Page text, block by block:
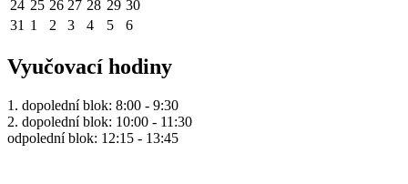
24 25 26 27 28 29 30
31 1 2 3 4 5 6
Vyučovací hodiny
1. dopolední blok: 8:00 - 9:30
2. dopolední blok: 10:00 - 11:30
odpolední blok: 12:15 - 13:45